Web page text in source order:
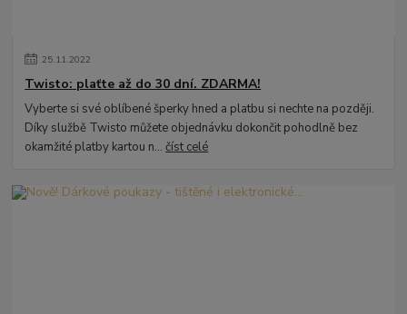
25.11.2022
Twisto: plaťte až do 30 dní. ZDARMA!
Vyberte si své oblíbené šperky hned a platbu si nechte na později.
Díky službě Twisto můžete objednávku dokončit pohodlně bez
okamžité platby kartou n...číst celé